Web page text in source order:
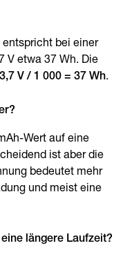
entspricht bei einer
V etwa 37 Wh. Die
V / 1 000 = 37 Wh.
Wert auf eine
ist aber die
bedeutet mehr
und meist eine
längere Laufzeit?